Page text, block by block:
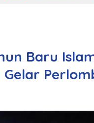
Baru